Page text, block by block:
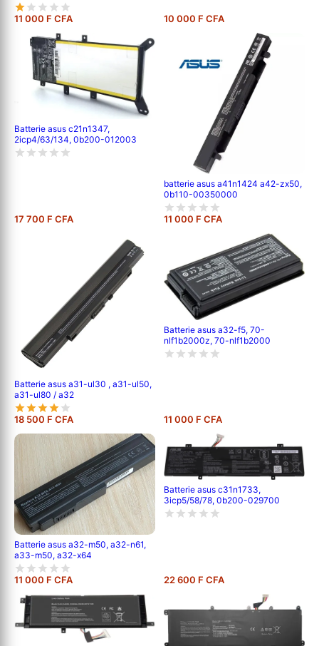
11 000 F CFA 10 000 F CFA
Batterie asus c21n1347,
2icp4/63/134, 0b200-012003
17 700 F CFA
batterie asus a41n1424 a42-zx50,
0b110-00350000
11 000 F CFA
Batterie asus a31-ul30 , a31-ul50,
a31-ul80 / a32
18 500 F CFA
Batterie asus a32-f5, 70-
nlf1b2000z, 70-nlf1b2000
11 000 F CFA
Batterie asus a32-m50, a32-n61,
a33-m50, a32-x64
11 000 F CFA
Batterie asus c31n1733,
3icp5/58/78, 0b200-029700
22 600 F CFA